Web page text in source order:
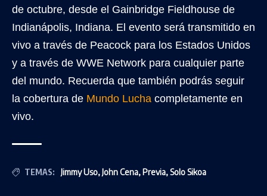
de octubre, desde el Gainbridge Fieldhouse de
Indianápolis, Indiana. El evento será transmitido en
vivo a través de Peacock para los Estados Unidos
y a través de WWE Network para cualquier parte
del mundo. Recuerda que también podrás seguir
la cobertura de Mundo Lucha completamente en
vivo.
TEMAS: Jimmy Uso,John Cena,Previa,Solo Sikoa